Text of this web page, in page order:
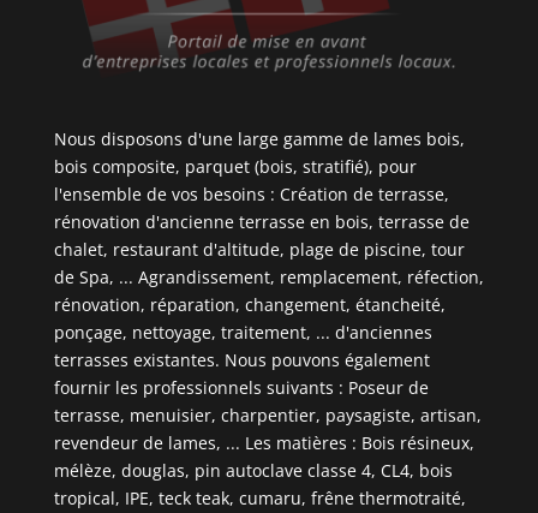
Nous disposons d'une large gamme de lames bois,
bois composite, parquet (bois, stratifié), pour
l'ensemble de vos besoins : Création de terrasse,
rénovation d'ancienne terrasse en bois, terrasse de
chalet, restaurant d'altitude, plage de piscine, tour
de Spa, ... Agrandissement, remplacement, réfection,
rénovation, réparation, changement, étancheité,
ponçage, nettoyage, traitement, ... d'anciennes
terrasses existantes. Nous pouvons également
fournir les professionnels suivants : Poseur de
terrasse, menuisier, charpentier, paysagiste, artisan,
revendeur de lames, ... Les matières : Bois résineux,
mélèze, douglas, pin autoclave classe 4, CL4, bois
tropical, IPE, teck teak, cumaru, frêne thermotraité,